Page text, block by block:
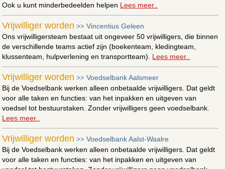
Ook u kunt minderbedeelden helpen Lees meer..
Vrijwilliger worden >>Vincentius Geleen
Ons vrijwilligersteam bestaat uit ongeveer 50 vrijwilligers, die binnen
de verschillende teams actief zijn (boekenteam, kledingteam,
klussenteam, hulpverlening en transportteam). Lees meer..
Vrijwilliger worden >>Voedselbank Aalsmeer
Bij de Voedselbank werken alleen onbetaalde vrijwilligers. Dat geldt
voor alle taken en functies: van het inpakken en uitgeven van
voedsel tot bestuurstaken. Zonder vrijwilligers geen voedselbank.
Lees meer..
Vrijwilliger worden >>Voedselbank Aalst-Waalre
Bij de Voedselbank werken alleen onbetaalde vrijwilligers. Dat geldt
voor alle taken en functies: van het inpakken en uitgeven van